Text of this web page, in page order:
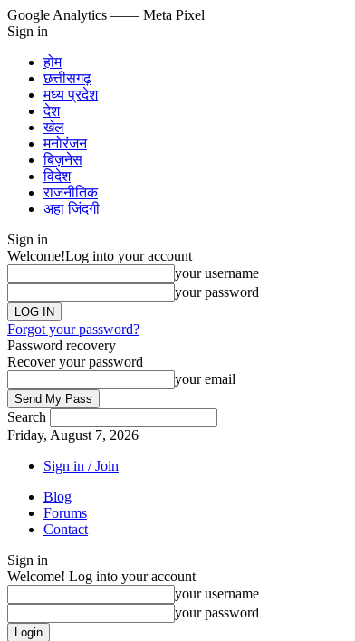
Google Analytics —— Meta Pixel
Sign in
होम
छत्तीसगढ़
मध्य प्रदेश
देश
खेल
मनोरंजन
बिज़नेस
विदेश
राजनीतिक
अहा जिंदगी
Sign in
Welcome!Log into your account
your username
your password
Forgot your password?
Password recovery
Recover your password
your email
Search
Friday, August 7, 2026
Sign in / Join
Blog
Forums
Contact
Sign in
Welcome! Log into your account
your username
your password